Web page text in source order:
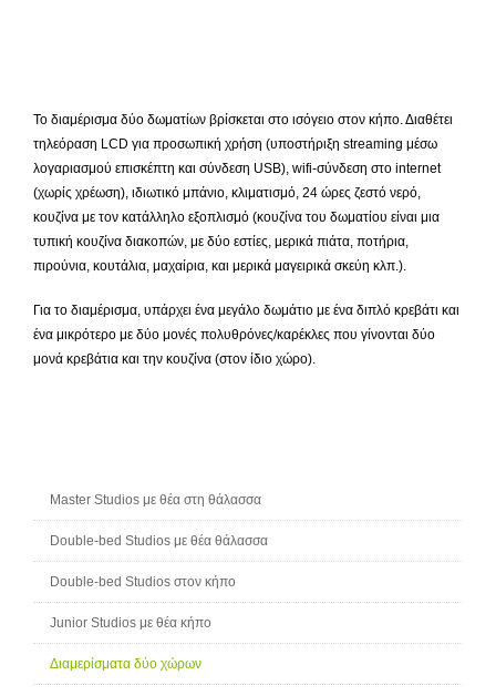
Το διαμέρισμα δύο δωματίων βρίσκεται στο ισόγειο στον κήπο. Διαθέτει
τηλεόραση LCD για προσωπική χρήση (υποστήριξη streaming μέσω
λογαριασμού επισκέπτη και σύνδεση USB), wifi-σύνδεση στο internet
(χωρίς χρέωση), ιδιωτικό μπάνιο, κλιματισμό, 24 ώρες ζεστό νερό,
κουζίνα με τον κατάλληλο εξοπλισμό (κουζίνα του δωματίου είναι μια
τυπική κουζίνα διακοπών, με δύο εστίες, μερικά πιάτα, ποτήρια,
πιρούνια, κουτάλια, μαχαίρια, και μερικά μαγειρικά σκεύη κλπ.).
Για το διαμέρισμα, υπάρχει ένα μεγάλο δωμάτιο με ένα διπλό κρεβάτι και
ένα μικρότερο με δύο μονές πολυθρόνες/καρέκλες που γίνονται δύο
μονά κρεβάτια και την κουζίνα (στον ίδιο χώρο).
Master Studios με θέα στη θάλασσα
Double-bed Studios με θέα θάλασσα
Double-bed Studios στον κήπο
Junior Studios με θέα κήπο
Διαμερίσματα δύο χώρων